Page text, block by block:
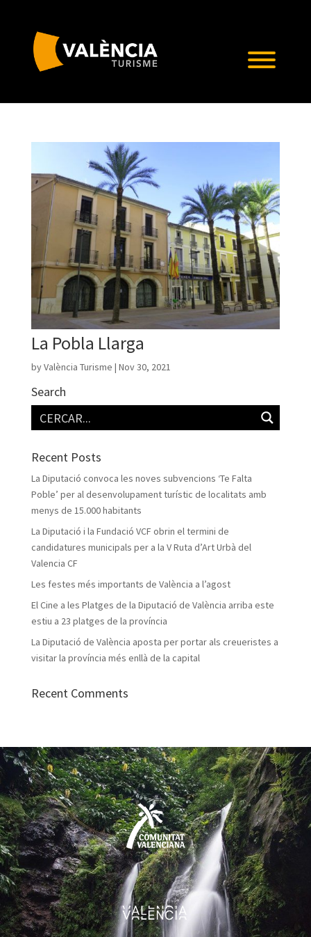
La Pobla Llarga
byValència Turisme | Nov 30, 2021
Search
Recent Posts
La Diputació convoca les noves subvencions ‘Te Falta
Poble’ per al desenvolupament turístic de localitats amb
menys de 15.000 habitants
La Diputació i la Fundació VCF obrin el termini de
candidatures municipals per a la V Ruta d’Art Urbà del
Valencia CF
Les festes més importants de València a l’agost
El Cine a les Platges de la Diputació de València arriba este
estiu a 23 platges de la província
La Diputació de València aposta per portar als creueristes a
visitar la província més enllà de la capital
Recent Comments